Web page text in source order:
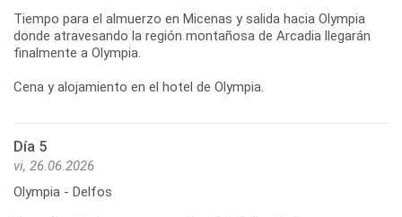
Tiempo para el almuerzo en Micenas y salida hacia Olympia
donde atravesando la región montañosa de Arcadia llegarán
finalmente a Olympia.
Cena y alojamiento en el hotel de Olympia.
Día 5
vi, 26.06.2026
Olympia - Delfos